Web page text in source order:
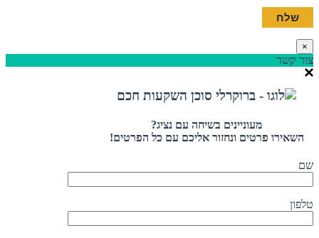
×
צור קשר
מעוניינים בשיחה עם נציג?
השאירו פרטים ונחזור אליכם עם כל הפרטים!
שם
טלפון